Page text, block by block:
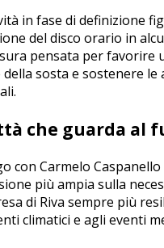
in fase di definizione
del disco orario in
pensata per favorire
sosta e sostenere le
che guarda al
con Carmelo
più ampia sulla
di Riva sempre più
climatici e agli eventi